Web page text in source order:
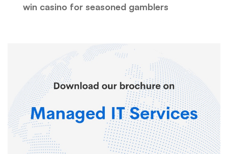
win casino for seasoned gamblers